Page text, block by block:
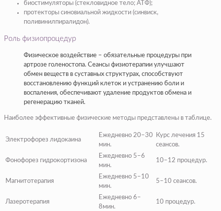
биостимуляторы (стекловидное тело; АТФ);
протекторы синовиальной жидкости (синвиск,
поливинилпиралидон).
Роль физиопроцедур
Физическое воздействие – обязательные процедуры при
артрозе голеностопа. Сеансы физиотерапии улучшают
обмен веществ в суставных структурах, способствуют
восстановлению функций клеток и устранению боли и
воспаления, обеспечивают удаление продуктов обмена и
регенерацию тканей.
Наиболее эффективные физические методы представлены в таблице.
Электрофорез лидокаина
Ежедневно 20–30
мин.
Курс лечения 15
сеансов.
Фонофорез гидрокортизона
Ежедневно 5–6
мин.
10–12 процедур.
Магнитотерапия
Ежедневно 5–10
мин.
5–10 сеансов.
Лазеротерапия
Ежедневно 6–
8мин.
10 процедур.